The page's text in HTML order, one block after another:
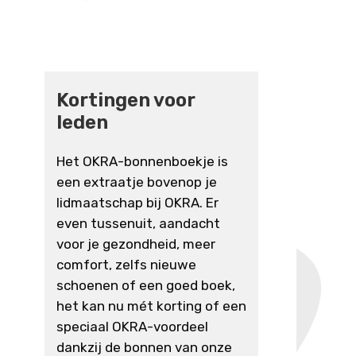
Kortingen voor
leden
Het OKRA-bonnenboekje is
een extraatje bovenop je
lidmaatschap bij OKRA. Er
even tussenuit, aandacht
voor je gezondheid, meer
comfort, zelfs nieuwe
schoenen of een goed boek,
het kan nu mét korting of een
speciaal OKRA-voordeel
dankzij de bonnen van onze